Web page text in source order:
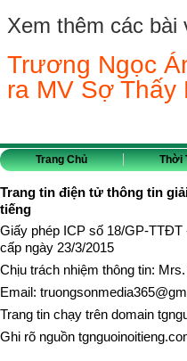
Xem thêm các bài
Trương Ngọc
ra MV Sợ Thấy
Trang Chủ Thời
Trang tin điện tử thông tin
tiếng
Giấy phép ICP số 18/GP-TTĐT
cấp ngày 23/3/2015
Chịu trách nhiệm thông tin:
Email:
Trang tin chạy trên domain
Ghi rõ nguồn